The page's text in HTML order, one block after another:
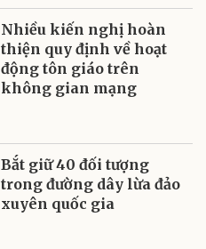
Nhiều kiến nghị hoàn
thiện quy định về hoạt
động tôn giáo trên
không gian mạng
Bắt giữ 40 đối tượng
trong đường dây lừa đảo
xuyên quốc gia